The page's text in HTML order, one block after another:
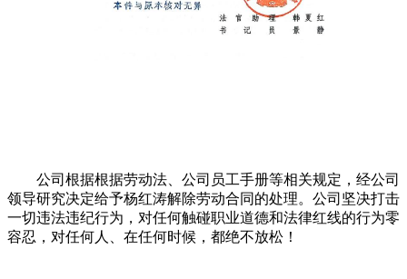
公司根据根据劳动法、公司员工手册等相关规定，经公司
领导研究决定给予杨红涛解除劳动合同的处理。公司坚决打击
一切违法违纪行为，对任何触碰职业道德和法律红线的行为零
容忍，对任何人、在任何时候，都绝不放松！